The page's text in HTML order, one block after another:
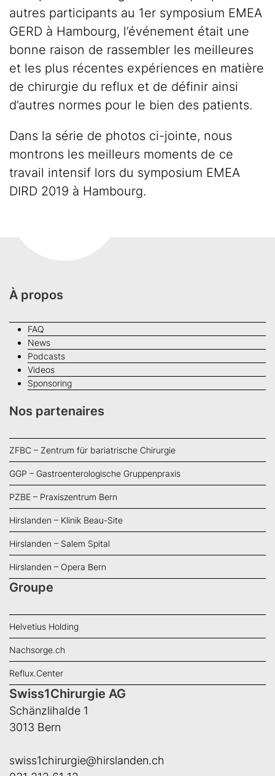
autres participants au 1er symposium EMEA
GERD à Hambourg, l’événement était une
bonne raison de rassembler les meilleures
et les plus récentes expériences en matière
de chirurgie du reflux et de définir ainsi
d’autres normes pour le bien des patients.
Dans la série de photos ci-jointe, nous
montrons les meilleurs moments de ce
travail intensif lors du symposium EMEA
DIRD 2019 à Hambourg.
À propos
FAQ
News
Podcasts
Videos
Sponsoring
Nos partenaires
ZFBC – Zentrum für bariatrische Chirurgie
GGP – Gastroenterologische Gruppenpraxis
PZBE – Praxiszentrum Bern
Hirslanden – Klinik Beau-Site
Hirslanden – Salem Spital
Hirslanden – Opera Bern
Groupe
Helvetius Holding
Nachsorge.ch
Reflux.Center
Swiss1Chirurgie AG
Schänzlihalde 1
3013 Bern
swiss1chirurgie@hirslanden.ch